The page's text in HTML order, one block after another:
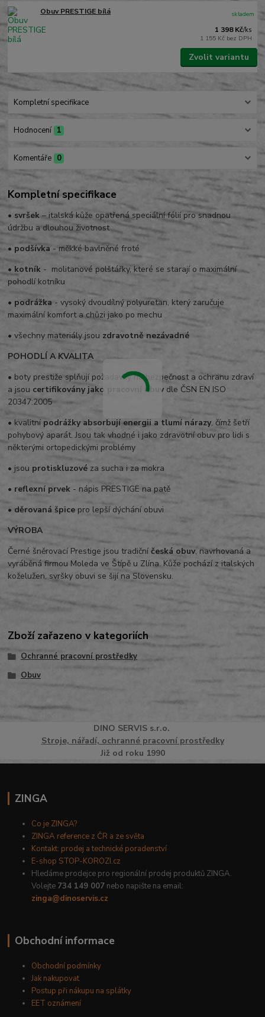
Obuv PRESTIGE bílá
1 398 Kč/ks
1 155 Kč bez DPH
skladem
Zvolit variantu
Kompletní specifikace
Hodnocení 1
Komentáře 0
Kompletní specifikace
• svršek– italská kůže opatřená speciální fólií pro snadnou
údržbu a dlouhou životnost
• podšívka - měkké bavlněné froté
• kotník - molitanové polštářky, které se starají o maximální
pohodlí kotníku
• podrážka - vysoký dvoudílný polyuretan, který zaručuje
maximální komfort a chůzi jako po mechu
• všechny materiály jsou zdravotně nezávadné
POHODLÍ A KVALITA
• boty prestiže splňují požadavky na bezpečnost a ochranu zdraví
a jsou certifikovány jako pracovní obuv dle ČSN EN ISO
20347:2005
• kvalitní podrážky absorbují energii a tlumí nárazy, čímž šetří
pohybový aparát. Jsou tak vhodné i jako zdravotní obuv pro lidi s
některými ortopedickými problémy
• jsou protiskluzové za sucha i za mokra
• reflexní prvek - nápis PRESTIGE na patě
• děrovaná špice pro lepší dýchání obuvi
VÝROBA
Černé šněrovací Prestige jsou tradiční česká obuv, navrhovaná a
vyráběná firmou Moleda ve Štípě u Zlína. Kůže pochází z italských
koželužen, svršky obuvi se šijí na Slovensku.
Zboží zařazeno v kategoriích
Ochranné pracovní prostředky
Obuv
DINO SERVISs.r.o.
Stroje, nářadí, ochranné pracovní prostředky
Již od roku 1990
ZINGA
Co je ZINGA?
ZINGA reference z ČR a ze světa
Kontakt: prodej a technické poradenství
E-shop STOP-KOROZI.cz
Hledáme prodejce pro regionální prodej produktů ZINGA.
Volejte 734 149 007 nebo napište na email:
zinga@dinoservis.cz
Obchodní informace
Obchodní podmínky
Jak nakupovat
Postup při nákupu na splátky
EET oznámení